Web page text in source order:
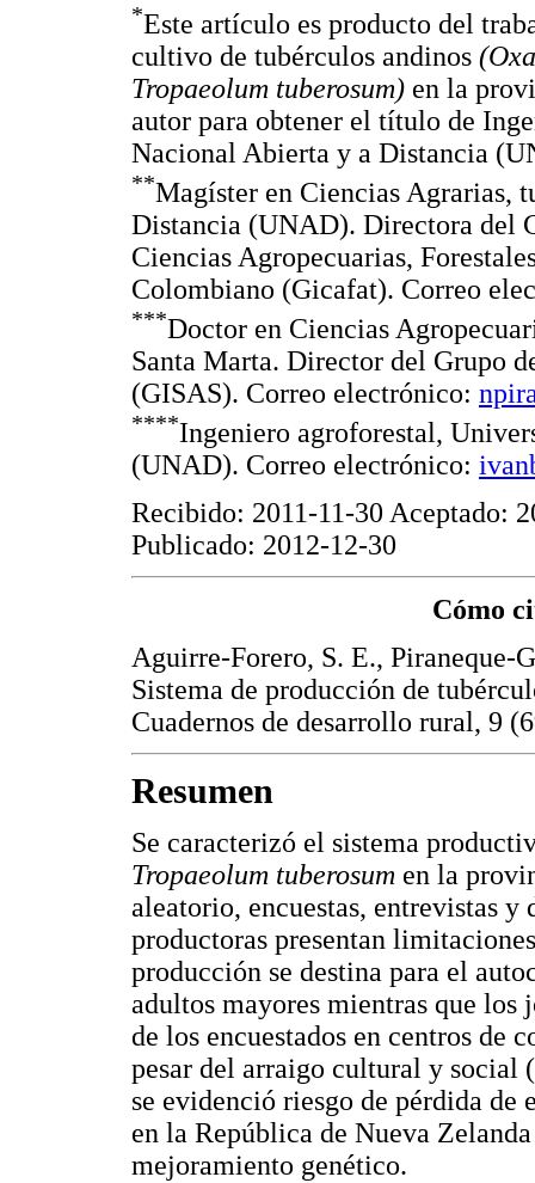
*Este artículo es producto del
cultivo de tubérculos andinos
Tropaeolum tuberosum) en la
autor para obtener el título de
Nacional Abierta y a Distancia
**Magíster en Ciencias Agrarias,
Distancia (UNAD). Directora del
Ciencias Agropecuarias,
Colombiano (Gicafat). Correo
***Doctor en Ciencias
Santa Marta. Director del Grupo
(GISAS). Correo electrónico:
****Ingeniero agroforestal,
(UNAD). Correo electrónico:
Recibido: 2011-11-30 Aceptado:
Publicado: 2012-12-30
Cómo
Aguirre-Forero, S. E., Piraneque-
Sistema de producción de
Cuadernos de desarrollo rural, 9
Resumen
Se caracterizó el sistema
Tropaeolum tuberosum en la
aleatorio, encuestas, entrevistas y
productoras presentan
producción se destina para el
adultos mayores mientras que
de los encuestados en centros de
pesar del arraigo cultural y social
se evidenció riesgo de pérdida de
en la República de Nueva
mejoramiento genético.